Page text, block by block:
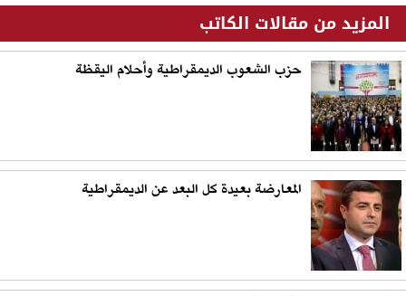
المزيد من مقالات الكاتب
حزب الشعوب الديمقراطية وأحلام اليقظة
المعارضة بعيدة كل البعد عن الديمقراطية